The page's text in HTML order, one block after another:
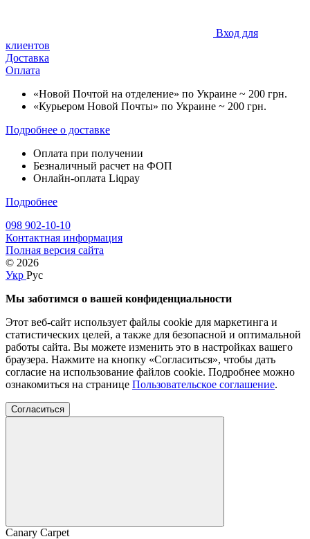
Вход для
клиентов
Доставка
Оплата
«Новой Почтой на отделение» по Украине ~ 200 грн.
«Курьером Новой Почты» по Украине ~ 200 грн.
Подробнее о доставке
Оплата при получении
Безналичный расчет на ФОП
Онлайн-оплата Liqpay
Подробнее
098 902-10-10
Контактная информация
Полная версия сайта
© 2026
Укр Рус
Мы заботимся о вашей конфиденциальности
Этот веб-сайт использует файлы cookie для маркетинга и
статистических целей, а также для безопасной и оптимальной
работы сайта. Вы можете изменить это в настройках вашего
браузера. Нажмите на кнопку «Согласиться», чтобы дать
согласие на использование файлов cookie. Подробнее можно
ознакомиться на странице Пользовательское соглашение.
Согласиться
Canary Carpet